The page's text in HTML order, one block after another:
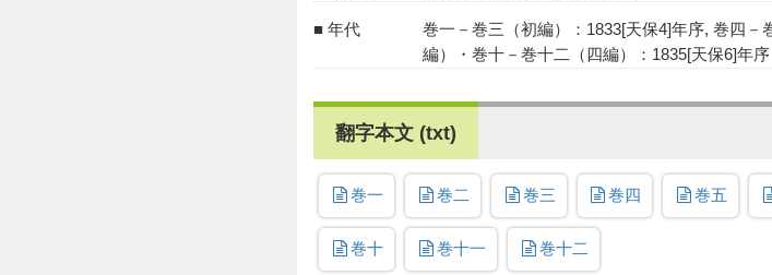
年代
巻一－巻三（初編）：1833[天保4]年序, 巻四
編）・巻十－巻十二（四編）：1835[天保6]年序
翻字本文 (txt)
巻一 巻二 巻三 巻四 巻五
巻十 巻十一 巻十二